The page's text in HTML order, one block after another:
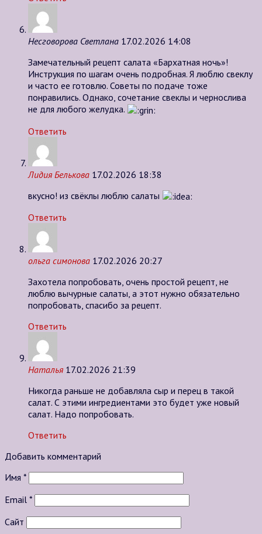
Несговорова Светлана 17.02.2026 14:08
Замечательный рецепт салата «Бархатная ночь»!
Инструкция по шагам очень подробная. Я люблю свеклу
и часто ее готовлю. Советы по подаче тоже
понравились. Однако, сочетание свеклы и чернослива
не для любого желудка.
Ответить
Лидия Белькова 17.02.2026 18:38
вкусно! из свёклы люблю салаты
Ответить
ольга симонова 17.02.2026 20:27
Захотела попробовать, очень простой рецепт, не
люблю вычурные салаты, а этот нужно обязательно
попробовать, спасибо за рецепт.
Ответить
Наталья 17.02.2026 21:39
Никогда раньше не добавляла сыр и перец в такой
салат. С этими ингредиентами это будет уже новый
салат. Надо попробовать.
Ответить
Добавить комментарий
Имя *
Email *
Сайт